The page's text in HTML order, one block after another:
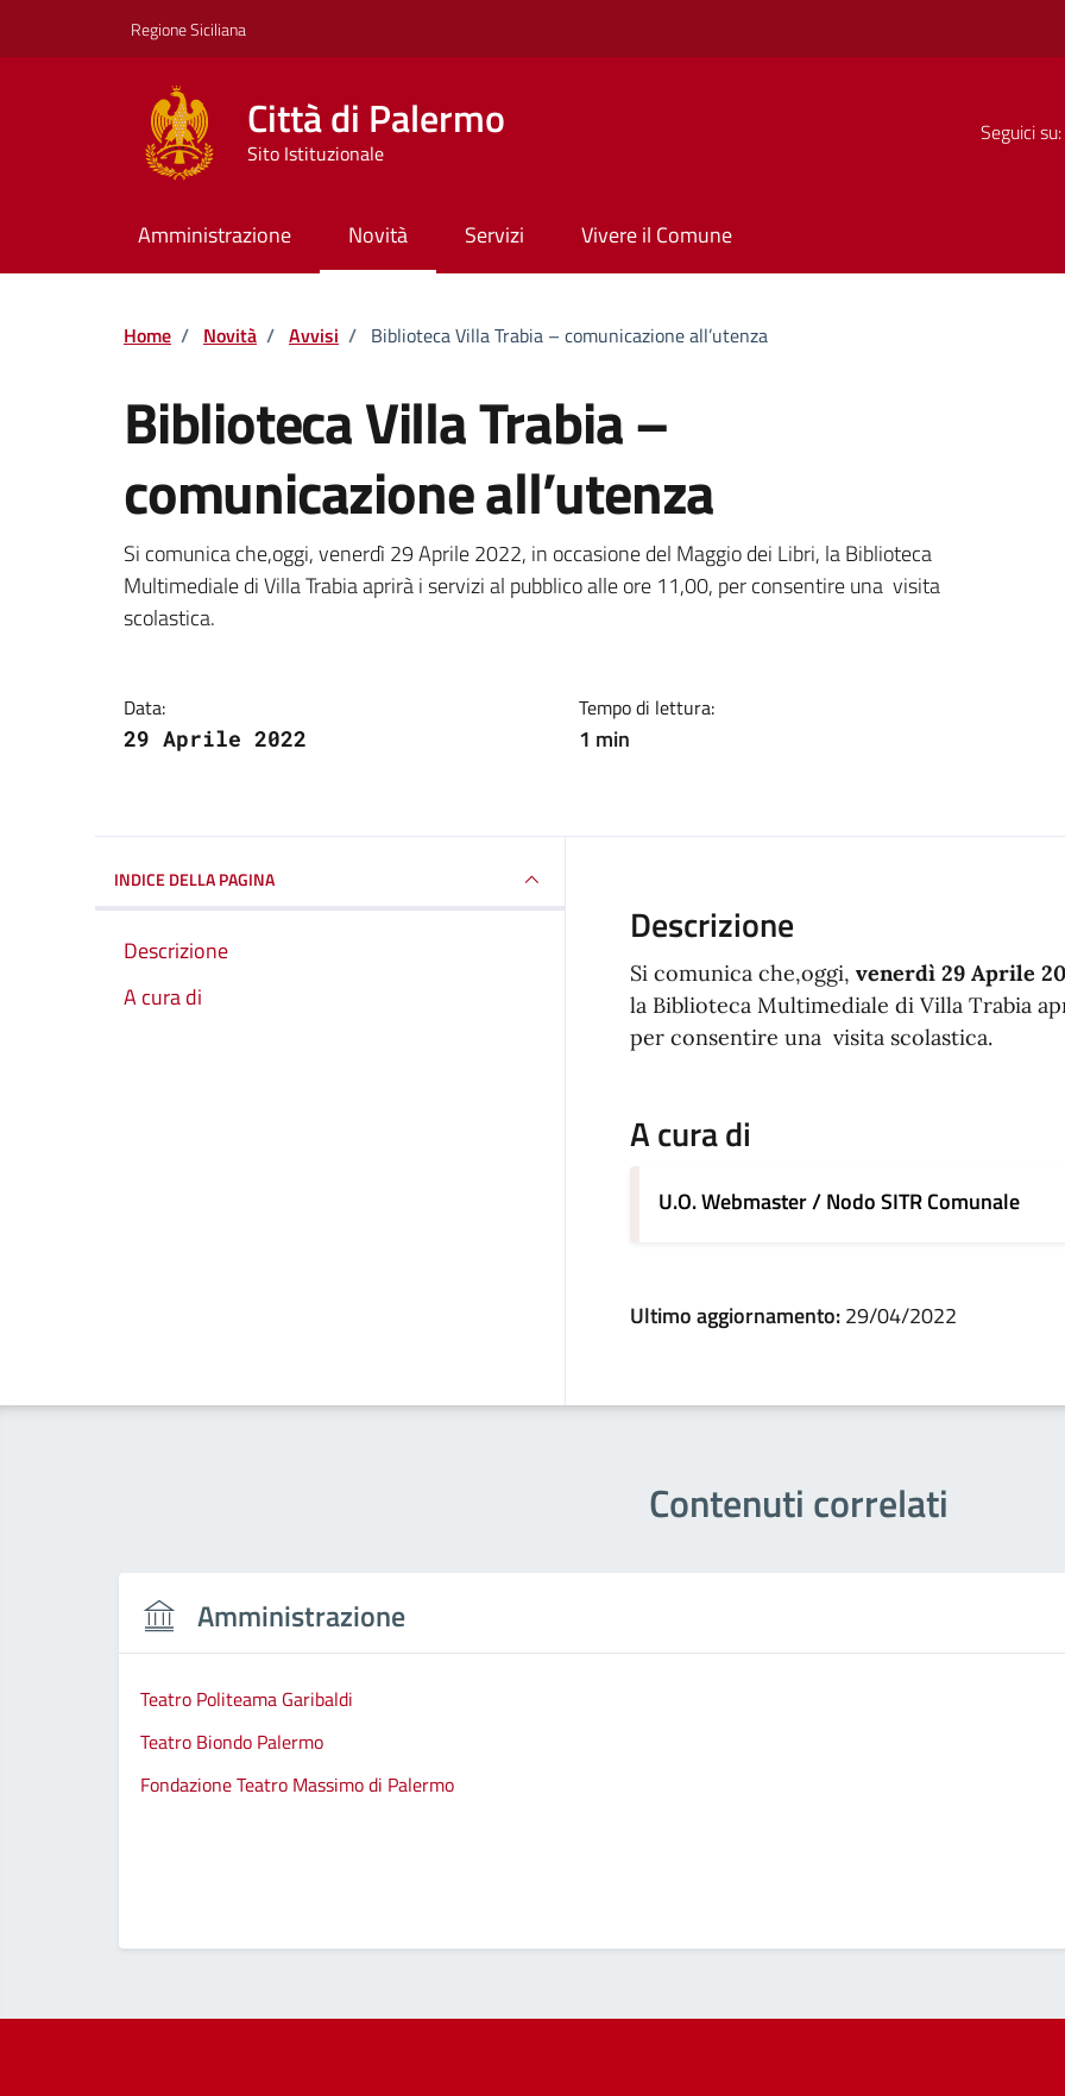
Regione Siciliana
Città di Palermo
Sito Istituzionale
Seguici su:
Amministrazione Novità Servizi Vivere il Comune
Home / Novità / Avvisi / Biblioteca Villa Trabia – comunicazione all’utenza
Biblioteca Villa Trabia –
comunicazione all’utenza
Dettagli della notizia
Si comunica che,oggi, venerdì 29 Aprile 2022, in occasione del Maggio dei Libri, la Biblioteca
Multimediale di Villa Trabia aprirà i servizi al pubblico alle ore 11,00, per consentire una visita
scolastica.
Data:
29 Aprile 2022
Tempo di lettura:
1 min
INDICE DELLA PAGINA
Descrizione
A cura di
Descrizione
Si comunica che,oggi, venerdì 29 Aprile
la Biblioteca Multimediale di Villa Trabia
per consentire una visita scolastica.
A cura di
U.O. Webmaster / Nodo SITR Comunale
Ultimo aggiornamento:29/04/2022
Contenuti correlati
Amministrazione
Teatro Politeama Garibaldi
Teatro Biondo Palermo
Fondazione Teatro Massimo di Palermo